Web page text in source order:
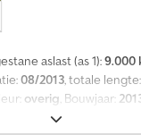
aslast (as 1):9.000
08/2013, totale lengte:
overig, Bouwjaar:
= Meer